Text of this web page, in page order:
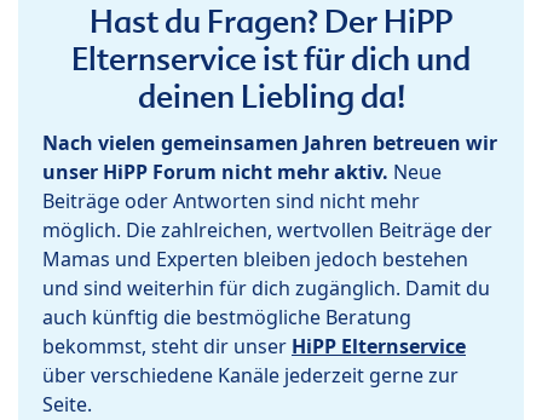
Hast du Fragen? Der HiPP
Elternservice ist für dich und
deinen Liebling da!
Nach vielen gemeinsamen Jahren betreuen wir
unser HiPP Forum nicht mehr aktiv. Neue
Beiträge oder Antworten sind nicht mehr
möglich. Die zahlreichen, wertvollen Beiträge der
Mamas und Experten bleiben jedoch bestehen
und sind weiterhin für dich zugänglich. Damit du
auch künftig die bestmögliche Beratung
bekommst, steht dir unser HiPP Elternservice
über verschiedene Kanäle jederzeit gerne zur
Seite.